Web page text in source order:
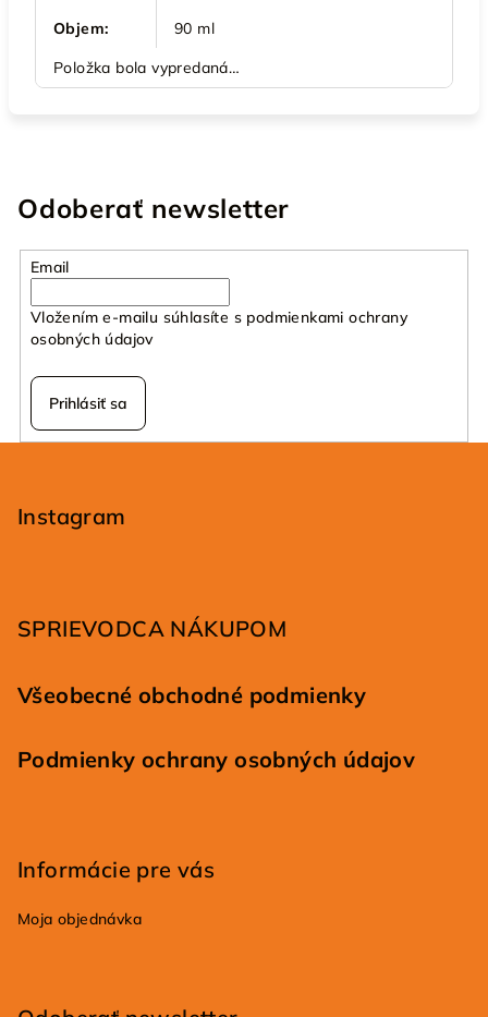
Objem:
90 ml
Položka bola vypredaná…
Odoberať newsletter
Email
Vložením e-mailu súhlasíte s podmienkami ochrany
osobných údajov
Prihlásiť sa
Instagram
SPRIEVODCA NÁKUPOM
Všeobecné obchodné podmienky
Podmienky ochrany osobných údajov
Informácie pre vás
Moja objednávka